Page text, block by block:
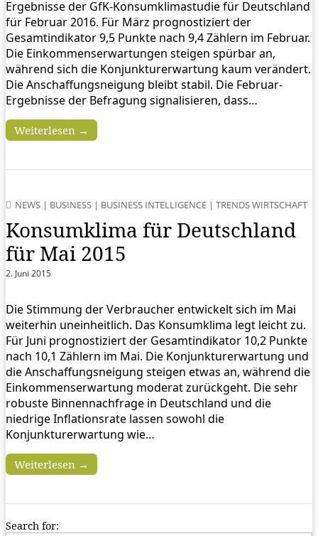
Ergebnisse der GfK-Konsumklimastudie für Deutschland
für Februar 2016. Für März prognostiziert der
Gesamtindikator 9,5 Punkte nach 9,4 Zählern im Februar.
Die Einkommenserwartungen steigen spürbar an,
während sich die Konjunkturerwartung kaum verändert.
Die Anschaffungsneigung bleibt stabil. Die Februar-
Ergebnisse der Befragung signalisieren, dass…
Weiterlesen →
NEWS | BUSINESS | BUSINESS INTELLIGENCE | TRENDS WIRTSCHAFT
Konsumklima für Deutschland
für Mai 2015
2. Juni 2015
Die Stimmung der Verbraucher entwickelt sich im Mai
weiterhin uneinheitlich. Das Konsumklima legt leicht zu.
Für Juni prognostiziert der Gesamtindikator 10,2 Punkte
nach 10,1 Zählern im Mai. Die Konjunkturerwartung und
die Anschaffungsneigung steigen etwas an, während die
Einkommenserwartung moderat zurückgeht. Die sehr
robuste Binnennachfrage in Deutschland und die
niedrige Inflationsrate lassen sowohl die
Konjunkturerwartung wie…
Weiterlesen →
Search for: